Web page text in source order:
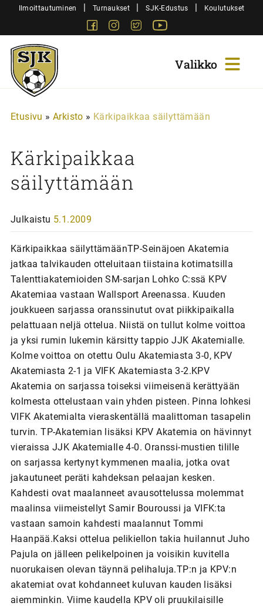
SiirryIlmoittautuminen | Turnaukset | SJK-Edustus | Koulutukset
FacebookInstagram
Twitter
Sjk-
Juniorit
Etusivu » Arkisto » Kärkipaikkaa säilyttämään
Kärkipaikkaa
säilyttämään
Julkaistu 5.1.2009
Kärkipaikkaa säilyttämäänTP-Seinäjoen Akatemia
jatkaa talvikauden otteluitaan tiistaina kotimatsilla
Talenttiakatemioiden SM-sarjan Lohko C:ssä KPV
Akatemiaa vastaan Wallsport Areenassa. Kuuden
joukkueen sarjassa oranssinutut ovat piikkipaikalla
pelattuaan neljä ottelua. Niistä on tullut kolme voittoa
ja yksi rumin lukemin kärsitty tappio JJK Akatemialle.
Kolme voittoa on otettu Oulu Akatemiasta 3-0, KPV
Akatemiasta 2-1 ja VIFK Akatemiasta 3-2.KPV
Akatemia on sarjassa toiseksi viimeisenä kerättyään
kolmesta ottelustaan vain yhden pisteen. Pinna lohkesi
VIFK Akatemialta vieraskentällä maalittoman tasapelin
turvin. TP-Akatemian lisäksi KPV Akatemia on hävinnyt
vieraissa JJK Akatemialle 4-0. Oranssi-mustien tilille
on sarjassa kertynyt kymmenen maalia, jotka ovat
jakautuneet peräti kahdeksan pelaajan kesken.
Kahdesti ovat maalanneet avausottelussa molemmat
maalinsa viimeistellyt Samir Bouroussi ja VIFK:ta
vastaan samoin kahdesti maalannut Tommi
Haanpää.Kaksi ottelua pelikiellon takia huilannut Juho
Pajula on jälleen pelikelpoinen ja voisikin kuvitella
nuorukaisen olevan täynnä pelihaluja.TP:n ja KPV:n
akatemiat ovat kohdanneet kuluvan kauden lisäksi
aiemminkin. Viime kaudella KPV oli pruukilaisille